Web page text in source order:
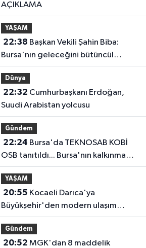
AÇIKLAMA
YAŞAM
22:38
Bursa'nın geleceğini bütüncül
anlayışla planlıyoruz
Dünya
22:32
Suudi Arabistan yolcusu
Gündem
22:24
OSB tanıtıldı... Bursa'nın kalkınma
yolculuğunda yeni dönem
YAŞAM
20:55
Büyükşehir'den modern ulaşım
yatırımı
Gündem
20:52